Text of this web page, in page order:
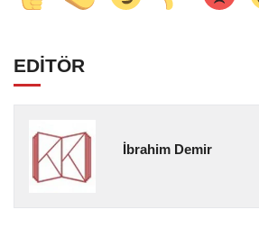
EDİTÖR
İbrahim Demir